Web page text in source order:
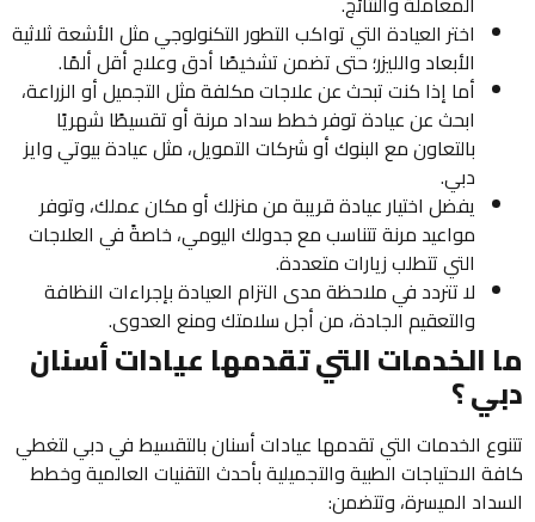
اختر العيادة التي تواكب التطور التكنولوجي مثل الأشعة ثلاثية
الأبعاد والليزر؛ حتى تضمن تشخيصًا أدق وعلاج أقل ألمًا.
أما إذا كنت تبحث عن علاجات مكلفة مثل التجميل أو الزراعة،
ابحث عن عيادة توفر خطط سداد مرنة أو تقسيطًا شهريًا
بالتعاون مع البنوك أو شركات التمويل، مثل عيادة بيوتي وايز
دبي.
يفضل اختيار عيادة قريبة من منزلك أو مكان عملك، وتوفر
مواعيد مرنة تتناسب مع جدولك اليومي، خاصةً في العلاجات
التي تتطلب زيارات متعددة.
لا تتردد في ملاحظة مدى التزام العيادة بإجراءات النظافة
والتعقيم الجادة، من أجل سلامتك ومنع العدوى.
ما الخدمات التي تقدمها عيادات أسنان
دبي ؟
تتنوع الخدمات التي تقدمها عيادات أسنان بالتقسيط في دبي لتغطي
كافة الاحتياجات الطبية والتجميلية بأحدث التقنيات العالمية وخطط
السداد الميسرة، وتتضمن: